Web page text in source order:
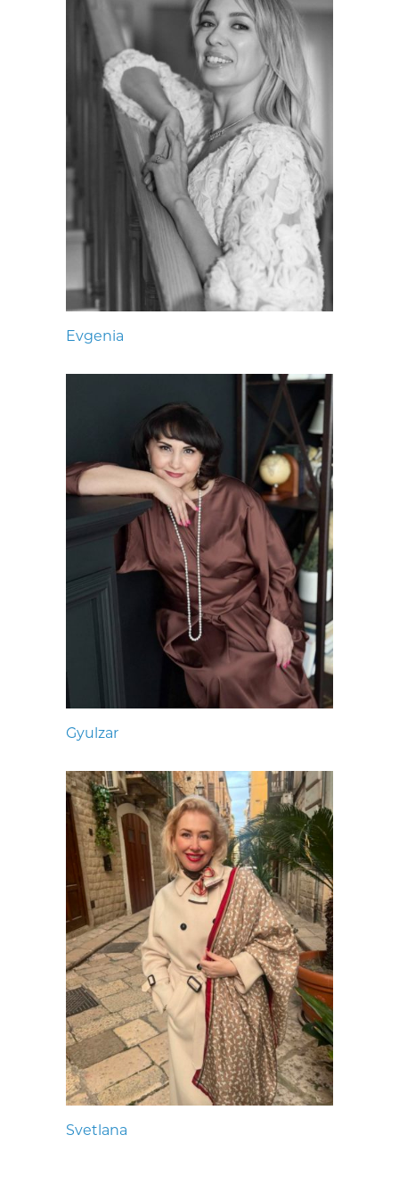
Evgenia
Gyulzar
Svetlana